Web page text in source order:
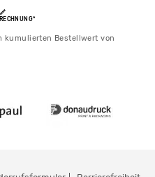
RECHNUNG*
kumulierten Bestellwert von